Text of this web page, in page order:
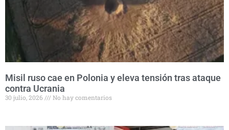
Misil ruso cae en Polonia y eleva tensión tras ataque
contra Ucrania
30 julio, 2026 No hay comentarios